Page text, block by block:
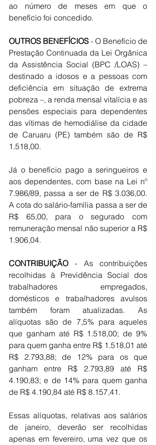
ao número de meses em que o
benefício foi concedido.
OUTROS BENEFÍCIOS - O Benefício de
Prestação Continuada da Lei Orgânica
da Assistência Social (BPC /LOAS) –
destinado a idosos e a pessoas com
deficiência em situação de extrema
pobreza –, a renda mensal vitalícia e as
pensões especiais para dependentes
das vítimas de hemodiálise da cidade
de Caruaru (PE) também são de R$
1.518,00.
Já o benefício pago a seringueiros e
aos dependentes, com base na Lei nº
7.986/89, passa a ser de R$ 3.036,00.
A cota do salário-família passa a ser de
R$ 65,00, para o segurado com
remuneração mensal não superior a R$
1.906,04.
CONTRIBUIÇÃO - As contribuições
recolhidas à Previdência Social dos
trabalhadores empregados,
domésticos e trabalhadores avulsos
também foram atualizadas. As
alíquotas são de 7,5% para aqueles
que ganham até R$ 1.518,00; de 9%
para quem ganha entre R$ 1.518,01 até
R$ 2.793,88; de 12% para os que
ganham entre R$ 2.793,89 até R$
4.190,83; e de 14% para quem ganha
de R$ 4.190,84 até R$ 8.157,41.
Essas alíquotas, relativas aos salários
de janeiro, deverão ser recolhidas
apenas em fevereiro, uma vez que os